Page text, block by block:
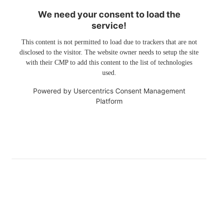
We need your consent to load the
service!
This content is not permitted to load due to trackers that are not
disclosed to the visitor. The website owner needs to setup the site
with their CMP to add this content to the list of technologies
used.
Powered by Usercentrics Consent Management
Platform